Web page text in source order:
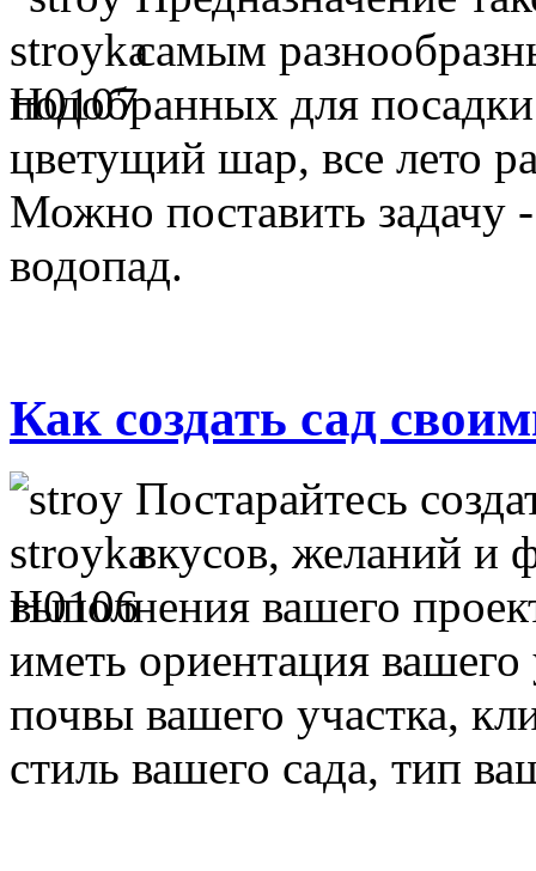
самым
подобранных для
цветущий шар, все лето
Можно поставить задачу
водопад.
Как создать сад
Постарайтесь
вкусов, желаний и
выполнения вашего
иметь ориентация вашего
почвы вашего участка,
стиль вашего сада, тип